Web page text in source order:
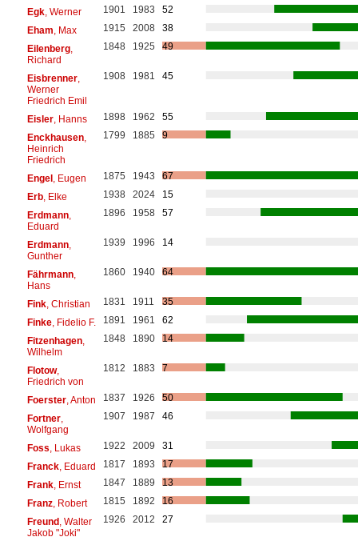
Egk, Werner 1901 1983
52
Eham , Max 1915 2008
38
Eilenberg,
Richard
1848 1925 49
Eisbrenner,
Werner
Friedrich Emil
1908 1981 45
Eisler, Hanns 1898 1962
55
Enckhausen,
Heinrich
Friedrich
1799 1885 9
Engel, Eugen 1875 1943
67
Erb, Elke 1938 2024
15
Erdmann,
Eduard
1896 1958 57
Erdmann,
Gunther
1939 1996 14
Fährmann,
Hans
1860 1940 64
Fink, Christian 1831 1911
35
Finke, Fidelio F. 1891 1961
62
Fitzenhagen,
Wilhelm
1848 1890 14
Flotow,
Friedrich von
1812 1883 7
Foerster, Anton 1837 1926
50
Fortner,
Wolfgang
1907 1987 46
Foss , Lukas 1922 2009
31
Franck, Eduard 1817 1893
17
Frank, Ernst 1847 1889
13
Franz, Robert 1815 1892
16
Freund, Walter
Jakob "Joki"
1926 2012 27